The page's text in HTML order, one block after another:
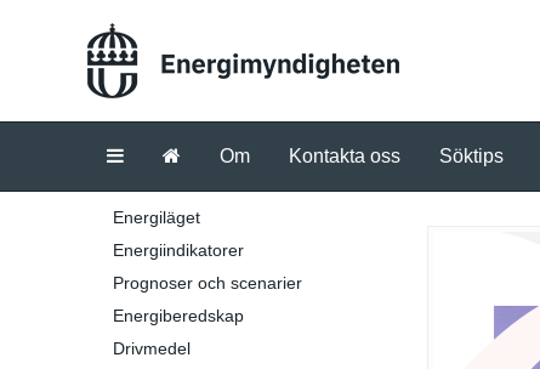
Om Kontakta oss Söktips
Energiläget
Energiindikatorer
Prognoser och scenarier
Energiberedskap
Drivmedel